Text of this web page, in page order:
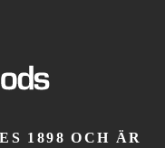
1898 OCH ÄR